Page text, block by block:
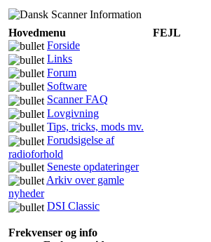
Hovedmenu
Forside
Links
Forum
Software
Scanner FAQ
Lovgivning
Tips, tricks, mods mv.
Forudsigelse af
radioforhold
Seneste opdateringer
Arkiv over gamle
nyheder
DSI Classic
Frekvenser og info
FEJL